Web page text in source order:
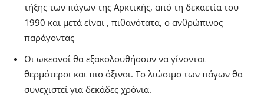
τήξης των πάγων της Αρκτικής, από τη δεκαετία του
1990 και μετά είναι , πιθανότατα, ο ανθρώπινος
παράγοντας
Οι ωκεανοί θα εξακολουθήσουν να γίνονται
θερμότεροι και πιο όξινοι. Το λιώσιμο των πάγων θα
συνεχιστεί για δεκάδες χρόνια.